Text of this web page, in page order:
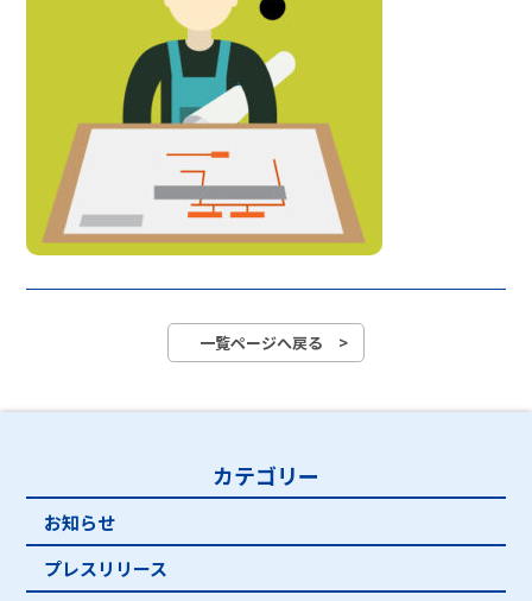
一覧ページへ戻る >
カテゴリー
お知らせ
プレスリリース